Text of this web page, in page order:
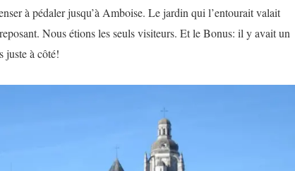
à pédaler jusqu’à Amboise. Le jardin qui l’entourait valait
Nous étions les seuls visiteurs. Et le Bonus: il y avait un
juste à côté!